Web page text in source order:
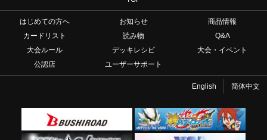
はじめての方へ お知らせ
商品情報
カードリスト
読み物
Q&A
大会ルール
デッキレシピ
大会・イベント
公認店
ユーザーサポート
English 简体中文